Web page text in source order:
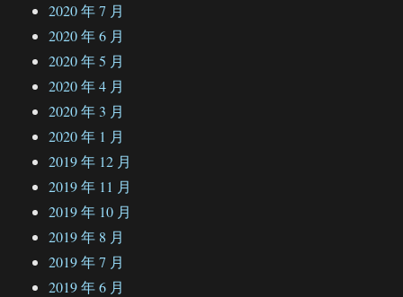
2020 年 7 月
2020 年 6 月
2020 年 5 月
2020 年 4 月
2020 年 3 月
2020 年 1 月
2019 年 12 月
2019 年 11 月
2019 年 10 月
2019 年 8 月
2019 年 7 月
2019 年 6 月